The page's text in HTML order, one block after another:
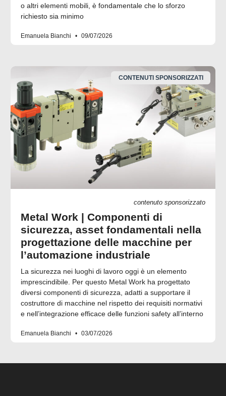
o altri elementi mobili, è fondamentale che lo sforzo
richiesto sia minimo
Emanuela Bianchi 09/07/2026
CONTENUTI SPONSORIZZATI
contenuto sponsorizzato
Metal Work | Componenti di
sicurezza, asset fondamentali nella
progettazione delle macchine per
l’automazione industriale
La sicurezza nei luoghi di lavoro oggi è un elemento
imprescindibile. Per questo Metal Work ha progettato
diversi componenti di sicurezza, adatti a supportare il
costruttore di macchine nel rispetto dei requisiti normativi
e nell’integrazione efficace delle funzioni safety all’interno
Emanuela Bianchi 03/07/2026